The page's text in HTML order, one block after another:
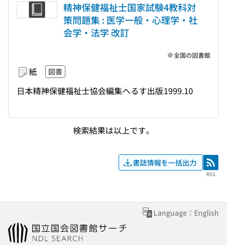
精神保健福祉士国家試験4教科対
策問題集 : 医学一般・心理学・社
会学・法学 改訂
紙 図書
日本精神保健福祉士協会編集へるす出版1999.10
全国の図書館
検索結果は以上です。
書誌情報を一括出力 RSS
RSS
Language：English